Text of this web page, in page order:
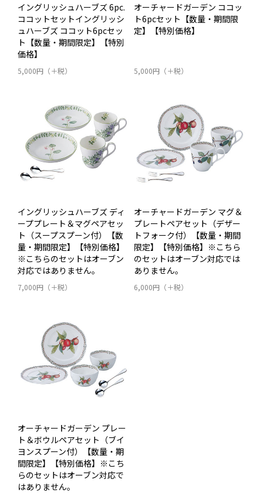
イングリッシュハーブズ 6pc.
ココットセットイングリッシ
ュハーブズ ココット6pcセッ
ト【数量・期間限定】【特別
価格】
5,000円（＋税）
オーチャードガーデン ココッ
ト6pcセット【数量・期間限
定】【特別価格】
5,000円（＋税）
イングリッシュハーブズ ディ
ーププレート＆マグペアセッ
ト（スープスプーン付）【数
量・期間限定】【特別価格】
※こちらのセットはオーブン
対応ではありません。
7,000円（＋税）
オーチャードガーデン マグ＆
プレートペアセット（デザー
トフォーク付）【数量・期間
限定】【特別価格】※こちら
のセットはオーブン対応では
ありません。
6,000円（＋税）
オーチャードガーデン プレー
ト＆ボウルペアセット（ブイ
ヨンスプーン付）【数量・期
間限定】【特別価格】※こち
らのセットはオーブン対応で
はありません。